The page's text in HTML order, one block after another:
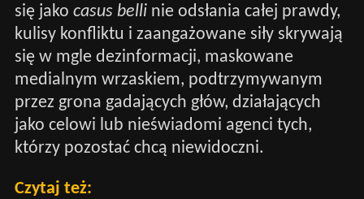
się jako casus bellinie odsłania całej prawdy,
kulisy konfliktu i zaangażowane siły skrywają
się w mgle dezinformacji, maskowane
medialnym wrzaskiem, podtrzymywanym
przez grona gadających głów, działających
jako celowi lub nieświadomi agenci tych,
którzy pozostać chcą niewidoczni.
Czytaj też: